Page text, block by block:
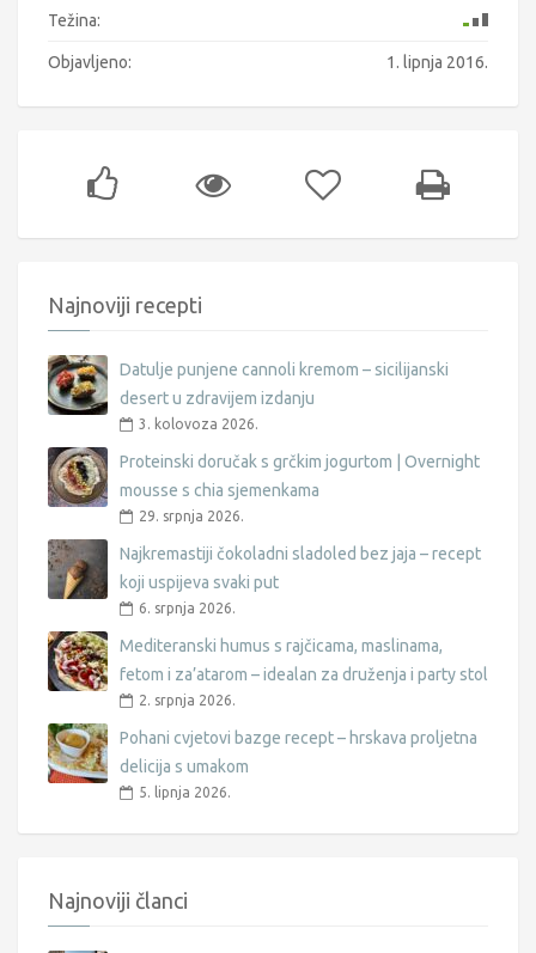
Težina:
Objavljeno: 1. lipnja 2016.
Najnoviji recepti
Datulje punjene cannoli kremom – sicilijanski
desert u zdravijem izdanju
3. kolovoza 2026.
Proteinski doručak s grčkim jogurtom | Overnight
mousse s chia sjemenkama
29. srpnja 2026.
Najkremastiji čokoladni sladoled bez jaja – recept
koji uspijeva svaki put
6. srpnja 2026.
Mediteranski humus s rajčicama, maslinama,
fetom i za’atarom – idealan za druženja i party stol
2. srpnja 2026.
Pohani cvjetovi bazge recept – hrskava proljetna
delicija s umakom
5. lipnja 2026.
Najnoviji članci